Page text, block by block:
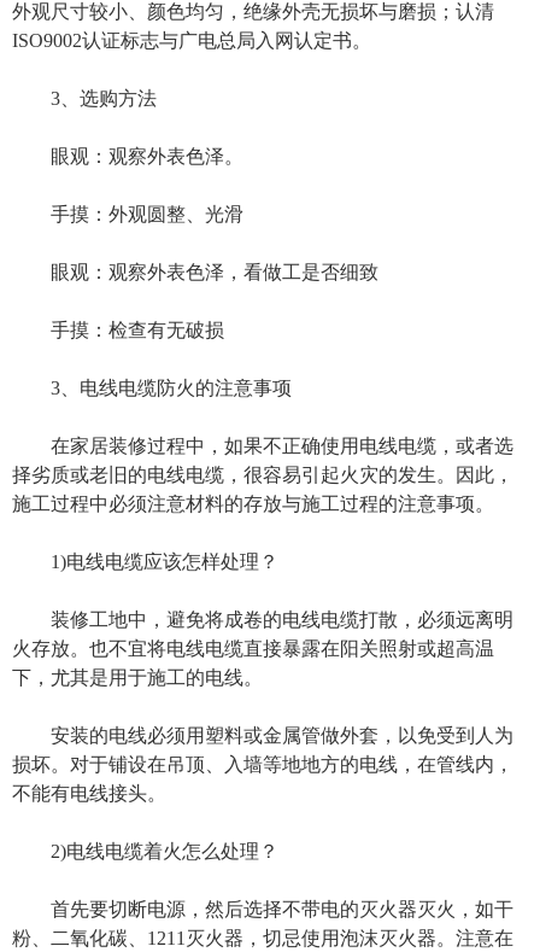
外观尺寸较小、颜色均匀，绝缘外壳无损坏与磨损；认清
ISO9002认证标志与广电总局入网认定书。
3、选购方法
眼观：观察外表色泽。
手摸：外观圆整、光滑
眼观：观察外表色泽，看做工是否细致
手摸：检查有无破损
3、电线电缆防火的注意事项
在家居装修过程中，如果不正确使用电线电缆，或者选
择劣质或老旧的电线电缆，很容易引起火灾的发生。因此，
施工过程中必须注意材料的存放与施工过程的注意事项。
1)电线电缆应该怎样处理？
装修工地中，避免将成卷的电线电缆打散，必须远离明
火存放。也不宜将电线电缆直接暴露在阳关照射或超高温
下，尤其是用于施工的电线。
安装的电线必须用塑料或金属管做外套，以免受到人为
损坏。对于铺设在吊顶、入墙等地地方的电线，在管线内，
不能有电线接头。
2)电线电缆着火怎么处理？
首先要切断电源，然后选择不带电的灭火器灭火，如干
粉、二氧化碳、1211灭火器，切忌使用泡沫灭火器。注意在